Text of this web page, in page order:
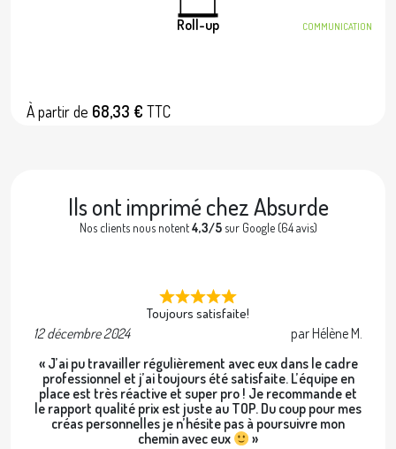
COMMUNICATION
Roll-up
À partir de 68,33 € TTC
Ils ont imprimé chez Absurde
Nos clients nous notent4,3/5sur Google (64 avis)
Toujours satisfaite!
12 décembre 2024
par Hélène M.
« J’ai pu travailler régulièrement avec eux dans le cadre
professionnel et j’ai toujours été satisfaite. L’équipe en
place est très réactive et super pro ! Je recommande et
le rapport qualité prix est juste au TOP. Du coup pour mes
créas personnelles je n’hésite pas à poursuivre mon
chemin avec eux
»